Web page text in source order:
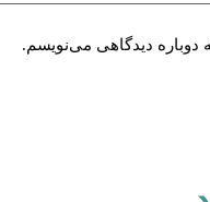
دوباره دیدگاهی می‌نویسم.